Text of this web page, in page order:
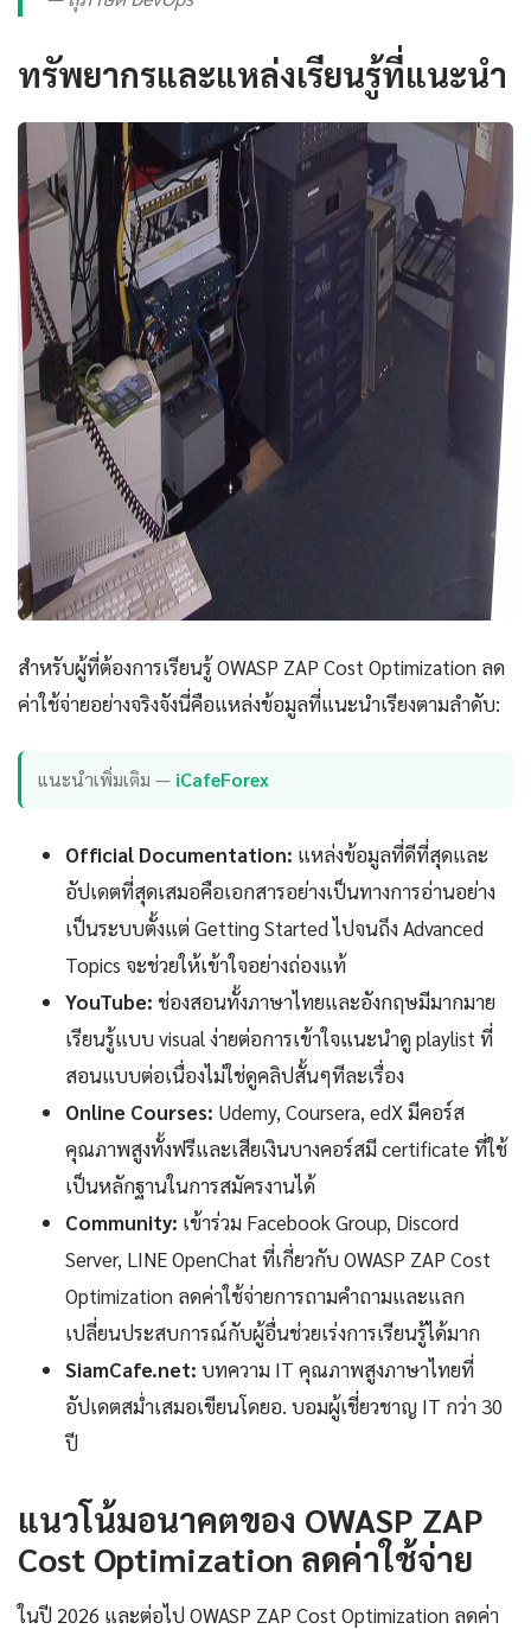
ทรัพยากรและแหล่งเรียนรู้ที่แนะนำ
สำหรับผู้ที่ต้องการเรียนรู้ OWASP ZAP Cost Optimization ลด
ค่าใช้จ่ายอย่างจริงจังนี่คือแหล่งข้อมูลที่แนะนำเรียงตามลำดับ:
แนะนำเพิ่มเติม — iCafeForex
Official Documentation: แหล่งข้อมูลที่ดีที่สุดและ
อัปเดตที่สุดเสมอคือเอกสารอย่างเป็นทางการอ่านอย่าง
เป็นระบบตั้งแต่ Getting Started ไปจนถึง Advanced
Topics จะช่วยให้เข้าใจอย่างถ่องแท้
YouTube: ช่องสอนทั้งภาษาไทยและอังกฤษมีมากมาย
เรียนรู้แบบ visual ง่ายต่อการเข้าใจแนะนำดู playlist ที่
สอนแบบต่อเนื่องไม่ใช่ดูคลิปสั้นๆทีละเรื่อง
Online Courses: Udemy, Coursera, edX มีคอร์ส
คุณภาพสูงทั้งฟรีและเสียเงินบางคอร์สมี certificate ที่ใช้
เป็นหลักฐานในการสมัครงานได้
Community: เข้าร่วม Facebook Group, Discord
Server, LINE OpenChat ที่เกี่ยวกับ OWASP ZAP Cost
Optimization ลดค่าใช้จ่ายการถามคำถามและแลก
เปลี่ยนประสบการณ์กับผู้อื่นช่วยเร่งการเรียนรู้ได้มาก
SiamCafe.net: บทความ IT คุณภาพสูงภาษาไทยที่
อัปเดตสม่ำเสมอเขียนโดยอ. บอมผู้เชี่ยวชาญ IT กว่า 30
ปี
แนวโน้มอนาคตของ OWASP ZAP
Cost Optimization ลดค่าใช้จ่าย
ในปี 2026 และต่อไป OWASP ZAP Cost Optimization ลดค่า